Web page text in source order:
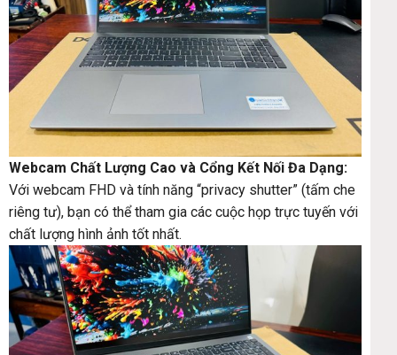
Webcam Chất Lượng Cao và Cổng Kết Nối Đa Dạng:
Với webcam FHD và tính năng “privacy shutter” (tấm che
riêng tư), bạn có thể tham gia các cuộc họp trực tuyến với
chất lượng hình ảnh tốt nhất.